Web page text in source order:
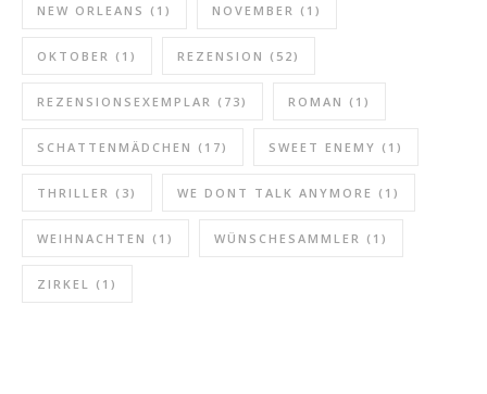
NEW ORLEANS (1) NOVEMBER (1)
OKTOBER (1) REZENSION (52)
REZENSIONSEXEMPLAR (73) ROMAN (1)
SCHATTENMÄDCHEN (17) SWEET ENEMY (1)
THRILLER (3) WE DONT TALK ANYMORE (1)
WEIHNACHTEN (1) WÜNSCHESAMMLER (1)
ZIRKEL (1)